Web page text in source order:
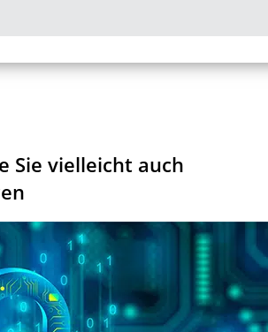
Sie vielleicht auch